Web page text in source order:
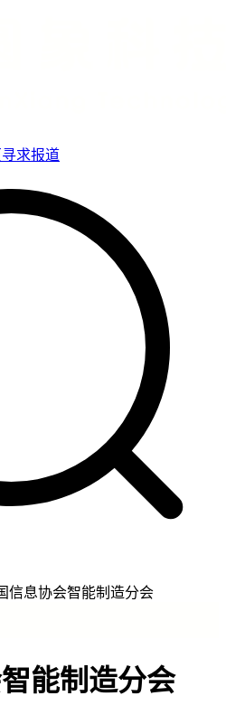
寻求报道
信息协会智能制造分会
能制造分会